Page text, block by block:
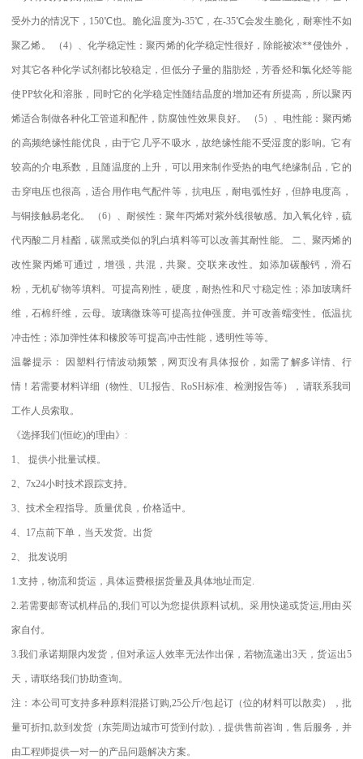
受外力的情况下， 150℃也。脆化温度为-35℃，在-35℃会发生脆化，耐寒性不如
聚乙烯。 （4）、化学稳定性：聚丙烯的化学稳定性很好，除能被浓**侵蚀外，
对其它各种化学试剂都比较稳定，但低分子量的脂肪烃，芳香烃和氯化烃等能
使PP软化和溶胀，同时它的化学稳定性随结晶度的增加还有所提高，所以聚丙
烯适合制做各种化工管道和配件，防腐蚀性效果良好。 （5）、电性能：聚丙烯
的高频绝缘性能优良，由于它几乎不吸水，故绝缘性能不受湿度的影响。它有
较高的介电系数，且随温度的上升，可以用来制作受热的电气绝缘制品，它的
击穿电压也很高，适合用作电气配件等，抗电压，耐电弧性好，但静电度高，
与铜接触易老化。 （6）、耐候性：聚年丙烯对紫外线很敏感。加入氧化锌，硫
代丙酸二月桂酯，碳黑或类似的乳白填料等可以改善其耐性能。二、聚丙烯的
改性聚丙烯可通过，增强，共混，共聚。交联来改性。如添加碳酸钙，滑石
粉，无机矿物等填料。可提高刚性，硬度，耐热性和尺寸稳定性；添加玻璃纤
维，石棉纤维，云母。玻璃微珠等可提高拉伸强度。并可改善蠕变性。低温抗
冲击性；添加弹性体和橡胶等可提高冲击性能，透明性等等。
温馨提示： 因塑料行情波动频繁，网页没有具体报价，如需了解多详情、行
情！若需要材料详细（物性、 UL报告、RoSH标准、检测报告等），请联系我司
工作人员索取。
《选择我们(恒屹)的理由》 :
1、提供小批量试模。
2、7x24小时技术跟踪支持。
3、技术全程指导。质量优良，价格适中。
4、 17点前下单，当天发货。出货
2、批发说明
1.支持，物流和货运，具体运费根据货量及具体地址而定.
2.若需要邮寄试机样品的,我们可以为您提供原料试机。采用快递或货运,用由买
家自付。
3.我们承诺期限内发货，但对承运人效率无法作出保，若物流递出3天，货运出5
天，请联络我们协助查询。
注：本公司可支持多种原料混搭订购,25公斤/包起订（位的材料可以散卖），批
量可折扣,款到发货（东莞周边城市可货到付款). ，提供售前咨询，售后服务，并
由工程师提供一对一的产品问题解决方案。